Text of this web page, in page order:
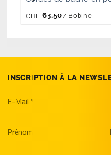
CHF 63.50 / Bobine
INSCRIPTION À LA